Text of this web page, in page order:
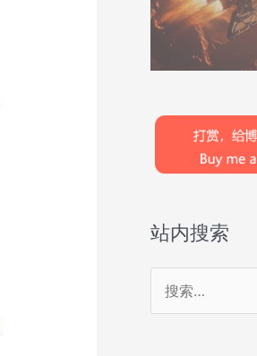
站内搜索
索